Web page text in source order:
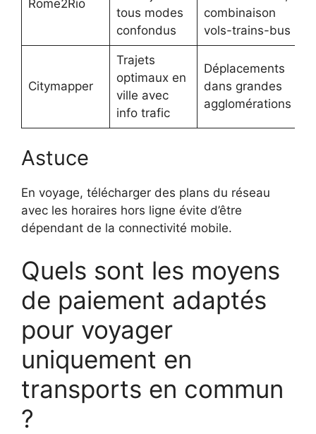
Rome2Rio
tous modes
confondus
combinaison
vols-trains-bus
Citymapper
Trajets
optimaux en
ville avec
info trafic
Déplacements
dans grandes
agglomérations
Astuce
En voyage, télécharger des plans du réseau
avec les horaires hors ligne évite d’être
dépendant de la connectivité mobile.
Quels sont les moyens
de paiement adaptés
pour voyager
uniquement en
transports en commun
?